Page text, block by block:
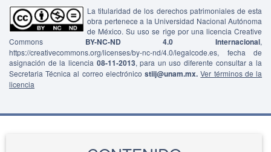
La titularidad de los derechos patrimoniales de esta
obra pertenece a la Universidad Nacional Autónoma
de México. Su uso se rige por una licencia Creative
Commons BY-NC-ND 4.0 Internacional,
https://creativecommons.org/licenses/by-nc-nd/4.0/legalcode.es, fecha de
asignación de la licencia 08-11-2013, para un uso diferente consultar a la
Secretaria Técnica al correo electrónicostiij@unam.mx. Ver términos de la
licencia